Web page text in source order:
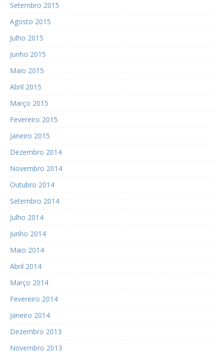
Setembro 2015
Agosto 2015
Julho 2015
Junho 2015
Maio 2015
Abril 2015
Março 2015
Fevereiro 2015
Janeiro 2015
Dezembro 2014
Novembro 2014
Outubro 2014
Setembro 2014
Julho 2014
Junho 2014
Maio 2014
Abril 2014
Março 2014
Fevereiro 2014
Janeiro 2014
Dezembro 2013
Novembro 2013